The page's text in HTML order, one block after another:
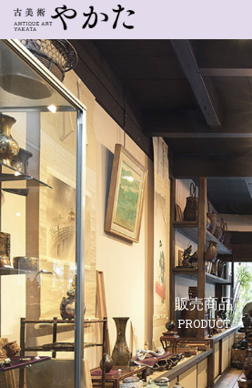
販売商品
PRODUCT